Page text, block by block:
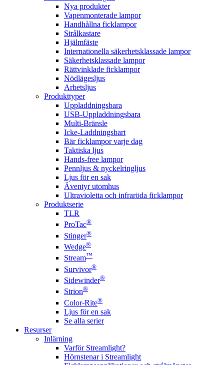
Nya produkter
Vapenmonterade lampor
Handhållna ficklampor
Strålkastare
Hjälmfäste
Internationella säkerhetsklassade lampor
Säkerhetsklassade lampor
Rättvinklade ficklampor
Nödlägesljus
Arbetsljus
Produkttyper
Uppladdningsbara
USB-Uppladdningsbara
Multi-Bränsle
Icke-Laddningsbart
Bär ficklampor varje dag
Taktiska ljus
Hands-free lampor
Pennljus & nyckelringljus
Ljus för en sak
Äventyr utomhus
Ultravioletta och infraröda ficklampor
Produktserie
TLR
ProTac®
Stinger®
Wedge®
Stream™
Survivor®
Sidewinder®
Strion®
Color-Rite®
Ljus för en sak
Se alla serier
Resurser
Inlärning
Varför Streamlight?
Hörnstenar i Streamlight